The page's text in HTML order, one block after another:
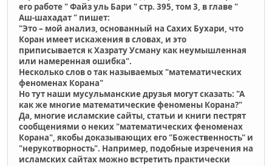
его работе " Файз уль Бари " стр. 395, том 3, в главе "
Аш-шахадат " пишет:
"Это – мой анализ, основанный на Cахих Бухари, что
Коран имеет искажения в словах, и это
приписывается к Хазрату Усману как неумышленная
или намеренная ошибка".
Несколько слов о так называемых "математических
феноменах Корана"
Но тут наши мусульманские друзья могут сказать: "А
как же многие математические феномены Корана?"
Да, многие исламские сайты, статьи и книги пестрят
сообщениями о неких "математических феноменах
Корана", якобы доказывающих его "Божественность" и
"нерукотворность". Например, подобные изречения на
исламских сайтах можно встретить практически